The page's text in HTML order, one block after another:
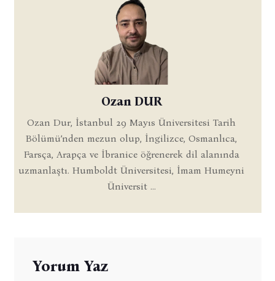
Ozan DUR
Ozan Dur, İstanbul 29 Mayıs Üniversitesi Tarih
Bölümü’nden mezun olup, İngilizce, Osmanlıca,
Farsça, Arapça ve İbranice öğrenerek dil alanında
uzmanlaştı. Humboldt Üniversitesi, İmam Humeyni
Üniversit ...
Yorum Yaz